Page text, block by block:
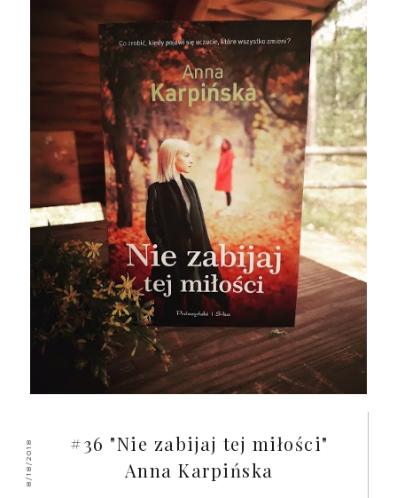
8/18/2018
#36 "Nie zabijaj tej miłości"
Anna Karpińska